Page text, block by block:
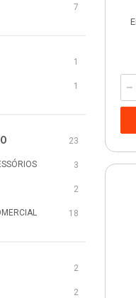
7
1
1
23
3
2
18
2
2